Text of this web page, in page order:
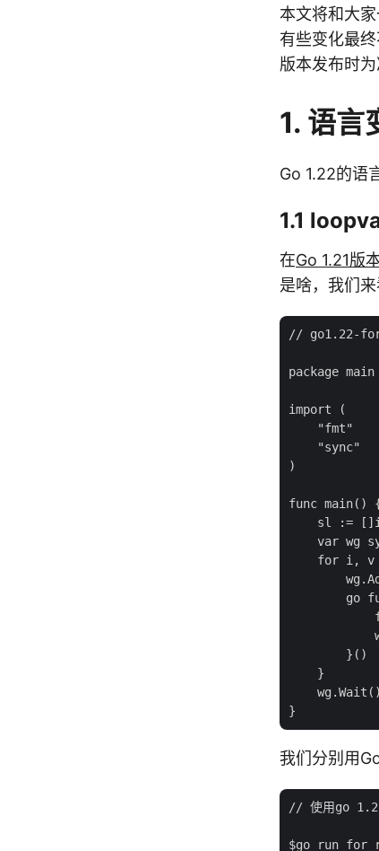
本文将和大
有些变化最
版本发布时为
1. 语言
Go 1.22的语
1.1
在Go 1.21版
是啥，我们
// go1.22-
package main
import (
    "fmt"
    "sync"
)
func main()
sl :=
var wg
for i, v
go
        }()
    }
    wg.Wait()
我们分别用
// 使用go
$go run